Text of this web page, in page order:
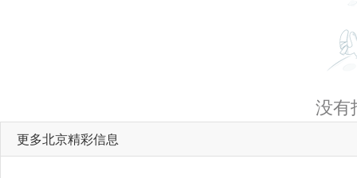
没有
更多北京精彩信息